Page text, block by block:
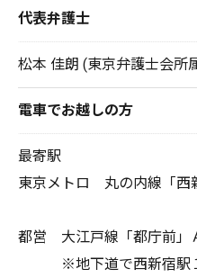
代表弁護士
松本 佳朗 (東京弁護士会所
電車でお越しの方
最寄駅
東京メトロ 丸の内線「
都営 大江戸線「都庁前
※地下道で西新宿駅１